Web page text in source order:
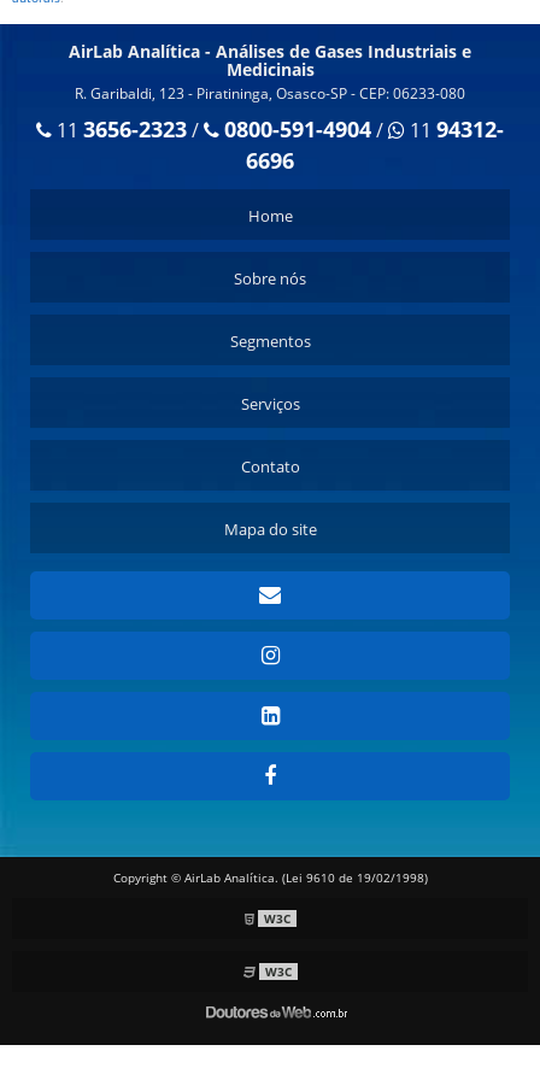
AirLab Analítica - Análises de Gases Industriais e
Medicinais
R. Garibaldi, 123 - Piratininga, Osasco-SP - CEP: 06233-080
11 3656-2323/ 0800-591-4904/ 11 94312-
6696
Home
Sobre nós
Segmentos
Serviços
Contato
Mapa do site
Copyright © AirLab Analítica. (Lei 9610 de 19/02/1998)
W3C
W3C